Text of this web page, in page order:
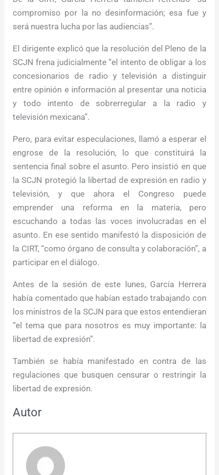
compromiso por la no desinformación; esa fue y
será nuestra lucha por las audiencias”.
El dirigente explicó que la resolución del Pleno de la
SCJN frena judicialmente “el intento de obligar a los
concesionarios de radio y televisión a distinguir
entre opinión e información al presentar una noticia
y todo intento de sobrerregular a la radio y
televisión mexicana”.
Pero, para evitar especulaciones, llamó a esperar el
engrose de la resolución, lo que constituirá la
sentencia final sobre el asunto. Pero insistió en que
la SCJN protegió la libertad de expresión en radio y
televisión, y que ahora el Congreso puede
emprender una reforma en la materia, pero
escuchando a todas las voces involucradas en el
asunto. En ese sentido manifestó la disposición de
la CIRT, “como órgano de consulta y colaboración”, a
participar en el diálogo.
Antes de la sesión de este lunes, García Herrera
había comentado que habían estado trabajando con
los ministros de la SCJN para que estos entendieran
“el tema que para nosotros es muy importante: la
libertad de expresión”.
También se había manifestado en contra de las
regulaciones que busquen censurar o restringir la
libertad de expresión.
Autor